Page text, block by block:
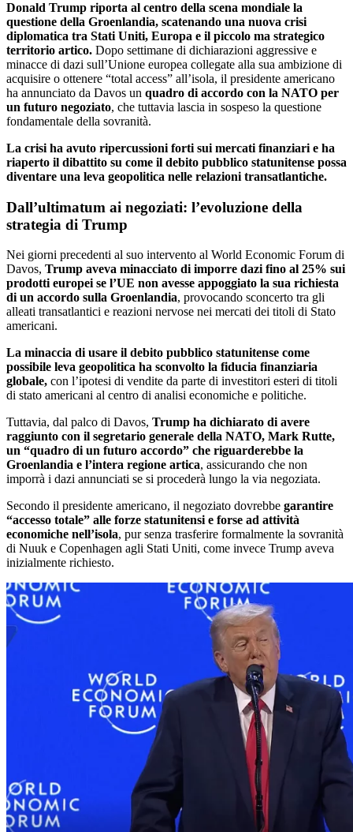
Donald Trump riporta al centro della scena mondiale la
questione della Groenlandia, scatenando una nuova crisi
diplomatica tra Stati Uniti, Europa e il piccolo ma strategico
territorio artico. Dopo settimane di dichiarazioni aggressive e
minacce di dazi sull’Unione europea collegate alla sua ambizione di
acquisire o ottenere “total access” all’isola, il presidente americano
ha annunciato da Davos un quadro di accordo con la NATO per
un futuro negoziato, che tuttavia lascia in sospeso la questione
fondamentale della sovranità.
La crisi ha avuto ripercussioni forti sui mercati finanziari e ha
riaperto il dibattito su come il debito pubblico statunitense possa
diventare una leva geopolitica nelle relazioni transatlantiche.
Dall’ultimatum ai negoziati: l’evoluzione della
strategia di Trump
Nei giorni precedenti al suo intervento al World Economic Forum di
Davos, Trump aveva minacciato di imporre dazi fino al 25% sui
prodotti europei se l’UE non avesse appoggiato la sua richiesta
di un accordo sulla Groenlandia, provocando sconcerto tra gli
alleati transatlantici e reazioni nervose nei mercati dei titoli di Stato
americani.
La minaccia di usare il debito pubblico statunitense come
possibile leva geopolitica ha sconvolto la fiducia finanziaria
globale, con l’ipotesi di vendite da parte di investitori esteri di titoli
di stato americani al centro di analisi economiche e politiche.
Tuttavia, dal palco di Davos, Trump ha dichiarato di avere
raggiunto con il segretario generale della NATO, Mark Rutte,
un “quadro di un futuro accordo” che riguarderebbe la
Groenlandia e l’intera regione artica, assicurando che non
imporrà i dazi annunciati se si procederà lungo la via negoziata.
Secondo il presidente americano, il negoziato dovrebbe garantire
“accesso totale” alle forze statunitensi e forse ad attività
economiche nell’isola, pur senza trasferire formalmente la sovranità
di Nuuk e Copenhagen agli Stati Uniti, come invece Trump aveva
inizialmente richiesto.